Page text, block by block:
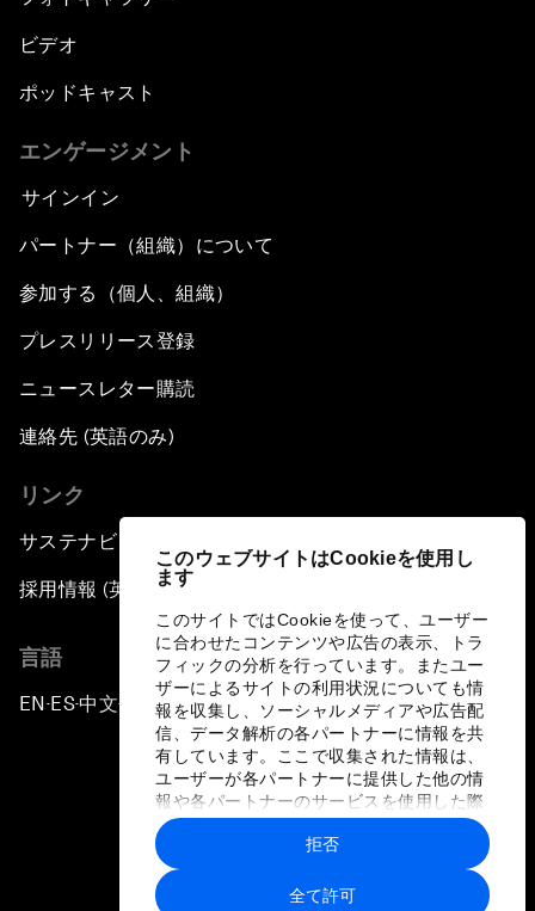
このウェブサイトはCookieを使用し
ます
このサイトではCookieを使って、ユーザー
に合わせたコンテンツや広告の表示、トラ
フィックの分析を行っています。またユー
ザーによるサイトの利用状況についても情
報を収集し、ソーシャルメディアや広告配
信、データ解析の各パートナーに情報を共
有しています。ここで収集された情報は、
ユーザーが各パートナーに提供した他の情
報や各パートナーのサービスを使用した際
に収集された情報と組み合わされ、各パー
トナーによって使用されることがありま
す。
全て許可
拒否
ビデオ
ポッドキャスト
エンゲージメント
サインイン
パートナー（組織）について
参加する（個人、組織）
プレスリリース登録
ニュースレター購読
連絡先 (英語のみ)
リンク
サステナビリティへの取り組み
採用情報 (英語のみ)
言語
EN ▪ ES▪中文▪ 日本語
プライバシーポリシーと利用規約